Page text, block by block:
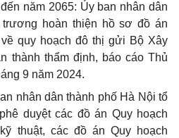
năm 2065: Ủy ban nhân dân
hoàn thiện hồ sơ đồ án
quy hoạch đô thị gửi Bộ Xây
thành thẩm định, báo cáo Thủ
9 năm 2024.
nhân dân thành phố Hà Nội tổ
duyệt các đồ án Quy hoạch
thuật, các đồ án Quy hoạch